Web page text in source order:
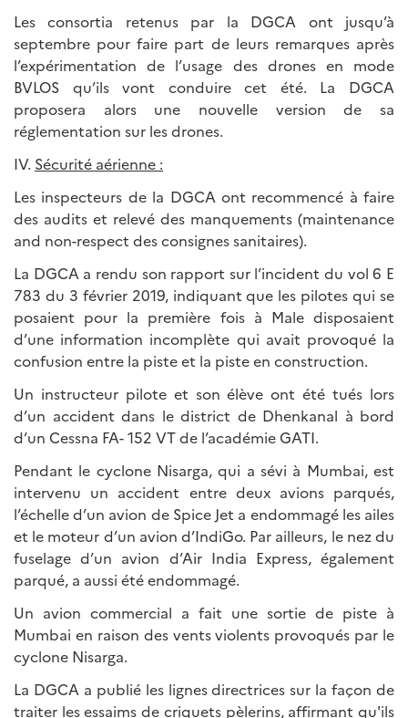
Les consortia retenus par la DGCA ont jusqu’à
septembre pour faire part de leurs remarques après
l’expérimentation de l’usage des drones en mode
BVLOS qu’ils vont conduire cet été. La DGCA
proposera alors une nouvelle version de sa
réglementation sur les drones.
IV. Sécurité aérienne :
Les inspecteurs de la DGCA ont recommencé à faire
des audits et relevé des manquements (maintenance
and non-respect des consignes sanitaires).
La DGCA a rendu son rapport sur l’incident du vol 6 E
783 du 3 février 2019, indiquant que les pilotes qui se
posaient pour la première fois à Male disposaient
d’une information incomplète qui avait provoqué la
confusion entre la piste et la piste en construction.
Un instructeur pilote et son élève ont été tués lors
d’un accident dans le district de Dhenkanal à bord
d’un Cessna FA- 152 VT de l’académie GATI.
Pendant le cyclone Nisarga, qui a sévi à Mumbai, est
intervenu un accident entre deux avions parqués,
l’échelle d’un avion de Spice Jet a endommagé les ailes
et le moteur d’un avion d’IndiGo. Par ailleurs, le nez du
fuselage d’un avion d’Air India Express, également
parqué, a aussi été endommagé.
Un avion commercial a fait une sortie de piste à
Mumbai en raison des vents violents provoqués par le
cyclone Nisarga.
La DGCA a publié les lignes directrices sur la façon de
traiter les essaims de criquets pèlerins, affirmant qu'ils